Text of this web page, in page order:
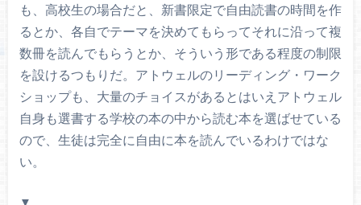
も、高校生の場合だと、新書限定で自由読書の時間を作
るとか、各自でテーマを決めてもらってそれに沿って複
数冊を読んでもらうとか、そういう形である程度の制限
を設けるつもりだ。アトウェルのリーディング・ワーク
ショップも、大量のチョイスがあるとはいえアトウェル
自身も選書する学校の本の中から読む本を選ばせている
ので、生徒は完全に自由に本を読んでいるわけではな
い。
▼